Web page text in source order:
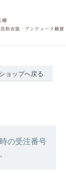
ショップへ戻る
の受注番号